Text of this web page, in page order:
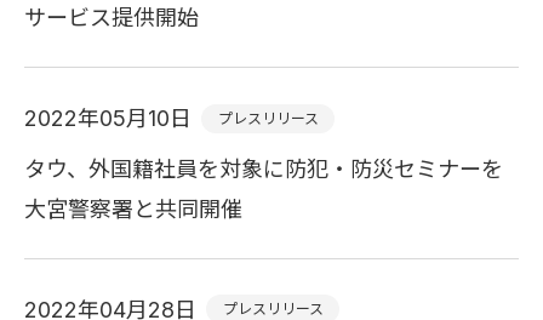
サービス提供開始
2022年05月10日 プレスリリース
タウ、外国籍社員を対象に防犯・防災セミナーを
大宮警察署と共同開催
2022年04月28日 プレスリリース